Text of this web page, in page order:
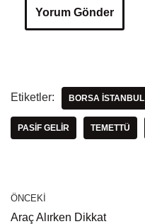
Etiketler: BORSA İSTANBUL
PASIF GELIR TEMETTÜ
ÖNCEKI
Araç Alırken Dikkat